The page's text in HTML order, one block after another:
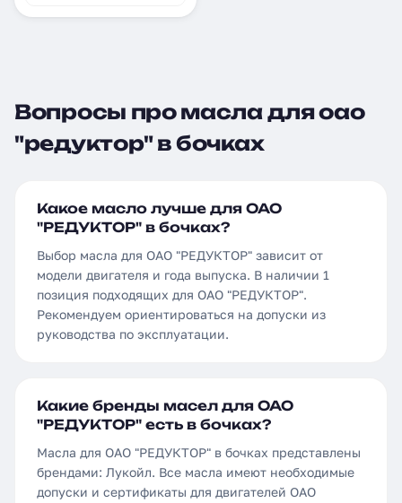
Вопросы про масла для оао
"редуктор" в бочках
Какое масло лучше для ОАО
"РЕДУКТОР" в бочках?
Выбор масла для ОАО "РЕДУКТОР" зависит от
модели двигателя и года выпуска. В наличии 1
позиция подходящих для ОАО "РЕДУКТОР".
Рекомендуем ориентироваться на допуски из
руководства по эксплуатации.
Какие бренды масел для ОАО
"РЕДУКТОР" есть в бочках?
Масла для ОАО "РЕДУКТОР" в бочках представлены
брендами: Лукойл. Все масла имеют необходимые
допуски и сертификаты для двигателей ОАО